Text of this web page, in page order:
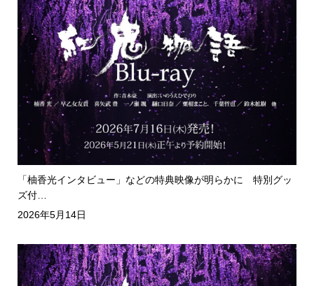
「柚香光インタビュー」などの特典映像が明らかに 特別グッ
ズ付…
2026年5月14日